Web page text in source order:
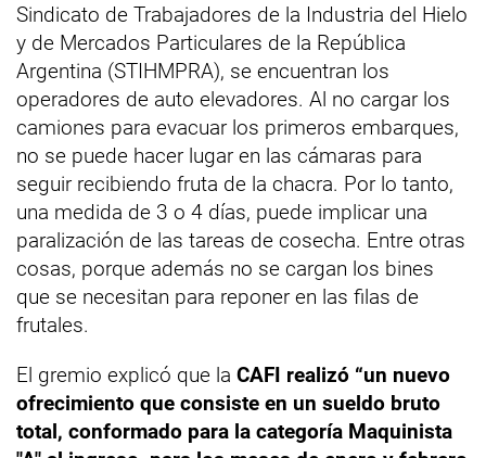
Sindicato de Trabajadores de la Industria del Hielo
y de Mercados Particulares de la República
Argentina (STIHMPRA), se encuentran los
operadores de auto elevadores. Al no cargar los
camiones para evacuar los primeros embarques,
no se puede hacer lugar en las cámaras para
seguir recibiendo fruta de la chacra. Por lo tanto,
una medida de 3 o 4 días, puede implicar una
paralización de las tareas de cosecha. Entre otras
cosas, porque además no se cargan los bines
que se necesitan para reponer en las filas de
frutales.
El gremio explicó que la CAFI realizó “un nuevo
ofrecimiento que consiste en un sueldo bruto
total, conformado para la categoría Maquinista